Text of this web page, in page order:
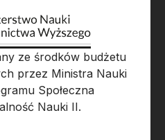
ze środków budżetu
przez Ministra Nauki
Społeczna
Nauki II.